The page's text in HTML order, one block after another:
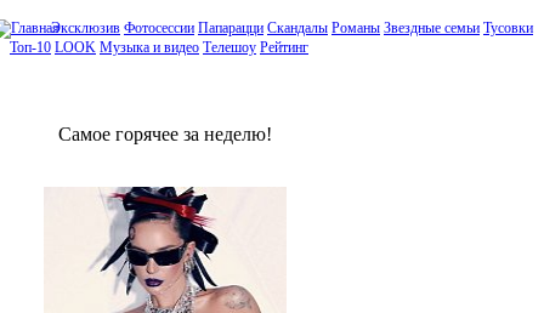
Эксклюзив Фотосессии Папарацци Скандалы Романы Звездные семьи Тусовки
Топ-10 LOOK Музыка и видео Телешоу Рейтинг
Сaмое гoрячее за неделю!